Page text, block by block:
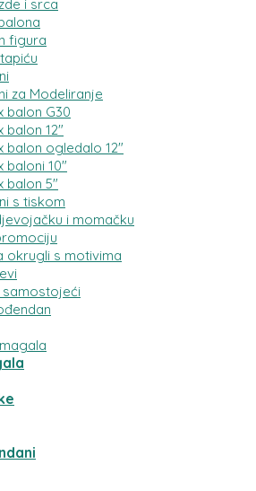
i srca
figura
za Modeliranje
balon G30
balon 12″
balon ogledalo 12″
baloni 10″
balon 5″
s tiskom
i momačku
okrugli s motivima